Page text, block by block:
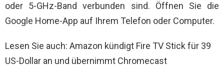
oder 5-GHz-Band verbunden sind. Öffnen Sie die
Google Home-App auf Ihrem Telefon oder Computer.
Lesen Sie auch: Amazon kündigt Fire TV Stick für 39
US-Dollar an und übernimmt Chromecast